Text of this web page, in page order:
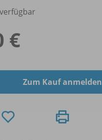
€
Zum Kauf anmelden